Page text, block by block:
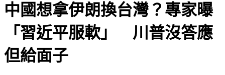
中國想拿伊朗換台灣？專家曝
「習近平服軟」 川普沒答應
但給面子